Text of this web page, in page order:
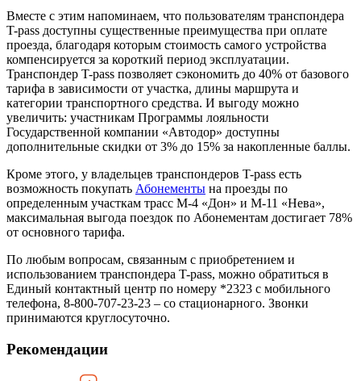
Вместе с этим напоминаем, что пользователям транспондера
T-pass доступны существенные преимущества при оплате
проезда, благодаря которым стоимость самого устройства
компенсируется за короткий период эксплуатации.
Транспондер T-pass позволяет сэкономить до 40% от базового
тарифа в зависимости от участка, длины маршрута и
категории транспортного средства. И выгоду можно
увеличить: участникам Программы лояльности
Государственной компании «Автодор» доступны
дополнительные скидки от 3% до 15% за накопленные баллы.
Кроме этого, у владельцев транспондеров T-pass есть
возможность покупать Абонементы на проезды по
определенным участкам трасс М-4 «Дон» и М-11 «Нева»,
максимальная выгода поездок по Абонементам достигает 78%
от основного тарифа.
По любым вопросам, связанным с приобретением и
использованием транспондера T-pass, можно обратиться в
Единый контактный центр по номеру *2323 с мобильного
телефона, 8-800-707-23-23 – со стационарного. Звонки
принимаются круглосуточно.
Рекомендации